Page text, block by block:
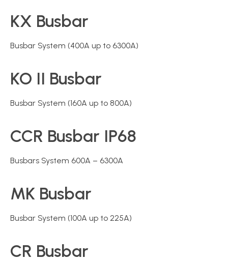
KX Busbar
Busbar System (400A up to 6300A)
KO II Busbar
Busbar System (160A up to 800A)
CCR Busbar IP68
Busbars System 600A – 6300A
MK Busbar
Busbar System (100A up to 225A)
CR Busbar